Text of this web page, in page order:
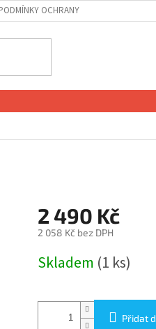
OCHRANY OSOBNÍCH ÚDAJŮ
2 490 Kč
2 058 Kč bez DPH
cena:
Skladem (1 ks)
Přidat